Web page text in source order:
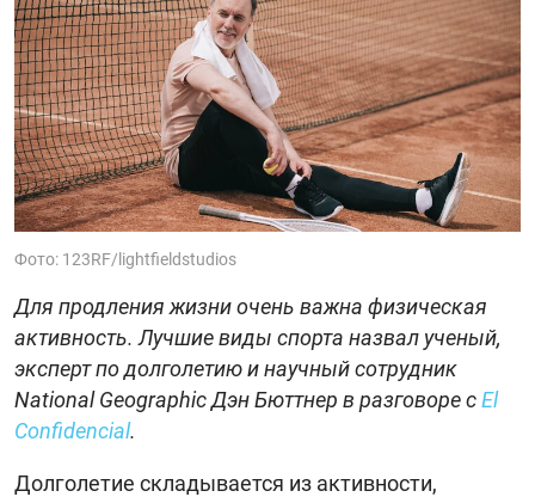
Фото: 123RF/lightfieldstudios
Для продления жизни очень важна физическая
активность. Лучшие виды спорта назвал ученый,
эксперт по долголетию и научный сотрудник
National Geographic Дэн Бюттнер в разговоре сEl
Confidencial.
Долголетие складывается из активности,